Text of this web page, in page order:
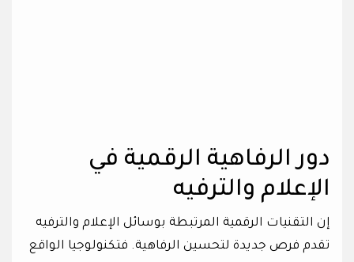
دور الرفاهية الرقمية في
الإعلام والترفيه
إن التقنيات الرقمية المرتبطة بوسائل الإعلام والترفيه
تقدم فرص جديدة لتحسين الرفاهية. فتكنولوجيا الواقع